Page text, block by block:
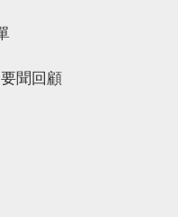
聞回顧